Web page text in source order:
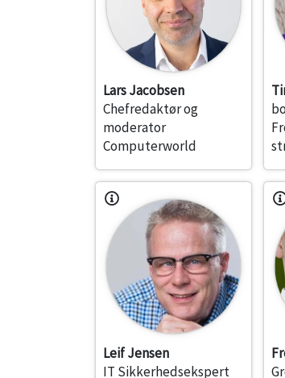
Lars Jacobsen
Chefredaktør og
moderator
Computerworld
Leif Jensen
IT Sikkerhedsekspert